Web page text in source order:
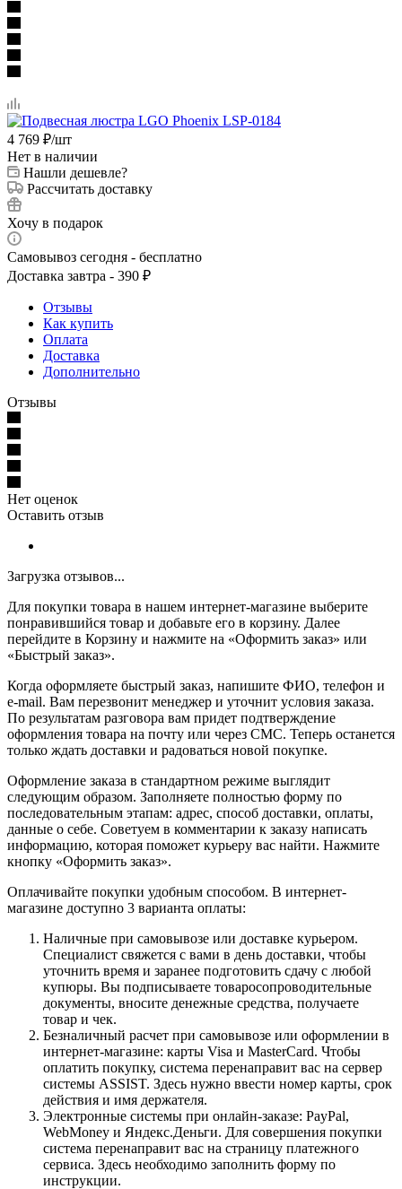
4 769 ₽/шт
Нет в наличии
Нашли дешевле?
Рассчитать доставку
Хочу в подарок
Самовывоз сегодня - бесплатно
Доставка завтра - 390 ₽
Отзывы
Как купить
Оплата
Доставка
Дополнительно
Отзывы
Нет оценок
Оставить отзыв
Загрузка отзывов...
Для покупки товара в нашем интернет-магазине выберите
понравившийся товар и добавьте его в корзину. Далее
перейдите в Корзину и нажмите на «Оформить заказ» или
«Быстрый заказ».
Когда оформляете быстрый заказ, напишите ФИО, телефон и
e-mail. Вам перезвонит менеджер и уточнит условия заказа.
По результатам разговора вам придет подтверждение
оформления товара на почту или через СМС. Теперь останется
только ждать доставки и радоваться новой покупке.
Оформление заказа в стандартном режиме выглядит
следующим образом. Заполняете полностью форму по
последовательным этапам: адрес, способ доставки, оплаты,
данные о себе. Советуем в комментарии к заказу написать
информацию, которая поможет курьеру вас найти. Нажмите
кнопку «Оформить заказ».
Оплачивайте покупки удобным способом. В интернет-
магазине доступно 3 варианта оплаты:
Наличные при самовывозе или доставке курьером.
Специалист свяжется с вами в день доставки, чтобы
уточнить время и заранее подготовить сдачу с любой
купюры. Вы подписываете товаросопроводительные
документы, вносите денежные средства, получаете
товар и чек.
Безналичный расчет при самовывозе или оформлении в
интернет-магазине: карты Visa и MasterCard. Чтобы
оплатить покупку, система перенаправит вас на сервер
системы ASSIST. Здесь нужно ввести номер карты, срок
действия и имя держателя.
Электронные системы при онлайн-заказе: PayPal,
WebMoney и Яндекс.Деньги. Для совершения покупки
система перенаправит вас на страницу платежного
сервиса. Здесь необходимо заполнить форму по
инструкции.